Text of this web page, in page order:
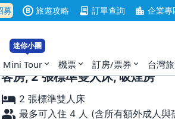
募 B 旅遊攻略 contract 訂單查詢 location_city 企業專
迷你小團
Mini Tour expand_more 機票 expand_more 訂房/票券 expand_more 台灣
客房, 2 張標準雙人床, 吸煙房
2 張標準雙人床
最多可入住 4 人 (含所有額外成人與